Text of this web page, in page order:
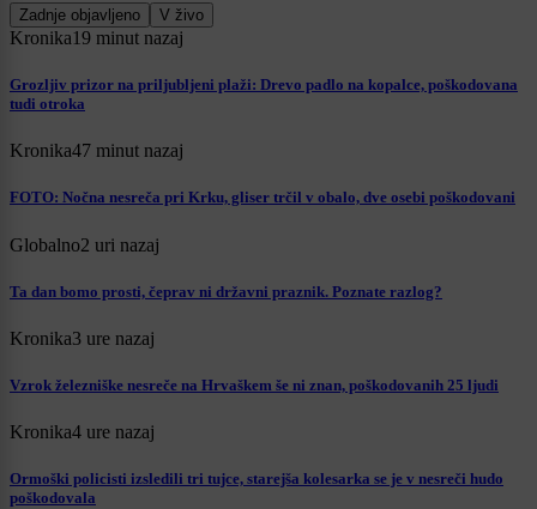
Zadnje objavljeno V živo
Kronika19 minut nazaj
Grozljiv prizor na priljubljeni plaži: Drevo padlo na kopalce, poškodovana
tudi otroka
Kronika47 minut nazaj
FOTO: Nočna nesreča pri Krku, gliser trčil v obalo, dve osebi poškodovani
Globalno2 uri nazaj
Ta dan bomo prosti, čeprav ni državni praznik. Poznate razlog?
Kronika3 ure nazaj
Vzrok železniške nesreče na Hrvaškem še ni znan, poškodovanih 25 ljudi
Kronika4 ure nazaj
Ormoški policisti izsledili tri tujce, starejša kolesarka se je v nesreči hudo
poškodovala